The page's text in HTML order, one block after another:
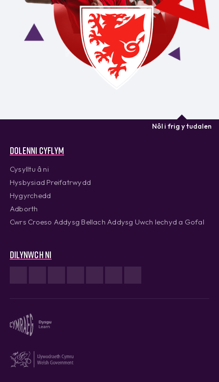
Dolenni cyflym
Cysylltu â ni
Hysbysiad Preifatrwydd
Hygyrchedd
Adborth
Cwrs Croeso Addysg Bellach Addysg Uwch Iechyd a Gofal
Dilynwch ni
Nôl i frig y tudalen